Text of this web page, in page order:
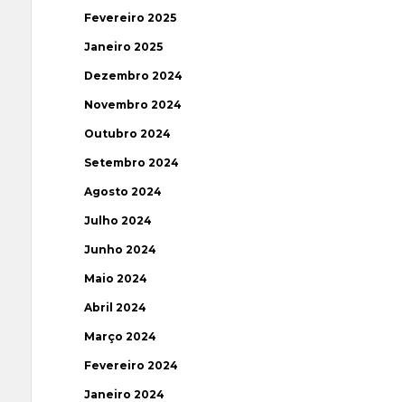
Fevereiro 2025
Janeiro 2025
Dezembro 2024
Novembro 2024
Outubro 2024
Setembro 2024
Agosto 2024
Julho 2024
Junho 2024
Maio 2024
Abril 2024
Março 2024
Fevereiro 2024
Janeiro 2024